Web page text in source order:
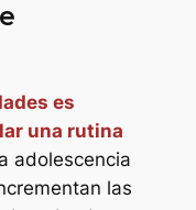
es
una rutina
adolescencia
las